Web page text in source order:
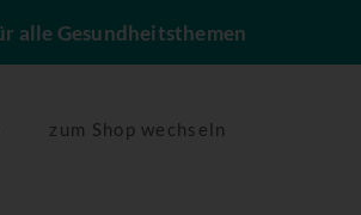
alle Gesundheitsthemen
zum Shop wechseln